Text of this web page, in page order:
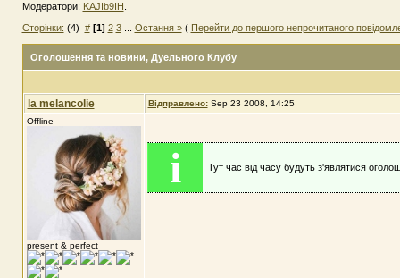
Модератори: KAJIb9IH
Сторінки: (4) # [1] 2 3... Остання »( Перейти до першого непрочитаного
Оголошення та новини, Дуельного Клубу
la melancolie Відправлено: Sep 23 2008, 14:25
Offline
present & perfect
i Тут час від часу будуть з'являтися